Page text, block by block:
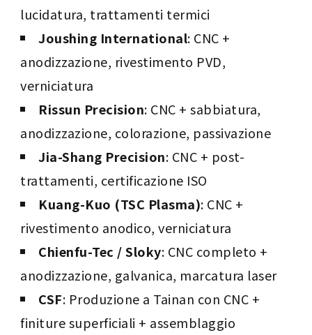
lucidatura, trattamenti termici
Joushing International: CNC +
anodizzazione, rivestimento PVD,
verniciatura
Rissun Precision: CNC + sabbiatura,
anodizzazione, colorazione, passivazione
Jia-Shang Precision: CNC + post-
trattamenti, certificazione ISO
Kuang-Kuo (TSC Plasma): CNC +
rivestimento anodico, verniciatura
Chienfu-Tec / Sloky: CNC completo +
anodizzazione, galvanica, marcatura laser
CSF: Produzione a Tainan con CNC +
finiture superficiali + assemblaggio